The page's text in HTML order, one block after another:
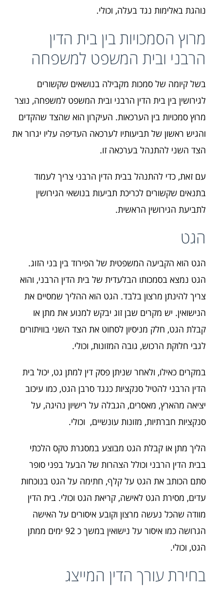
נוהגת באלימות נגד בעלה, וכולי.
מרוץ הסמכויות בין בית הדין
הרבני ובית המשפט למשפחה
בשל קיומה של סמכות מקבילה בנושאים שקשורים
לגירושין בין בית הדין הרבני ובית המשפט למשפחה, נוצר
מרוץ סמכויות בין הערכאות. העיקרון הוא שהצד שהקדים
והגיש ראשון של תביעותיו לערכאה העדיפה עליו יגרור את
הצד השני להתנהל בערכאה זו.
עם זאת, כדי להתנהל בבית הדין הרבני צריך לעמוד
בתנאים שקשורים לכריכת תביעות בנושאי הגירושין
לתביעת הגירושין הראשית.
הגט
הגט הוא הקביעה המשפטית של הפירוד בין בני הזוג.
הגט נמצא בסמכותו הבלעדית של בית הדין הרבני, והוא
צריך להינתן מרצון בלבד. הגט הוא ההליך שמסיים את
הנישואין. יש מקרים שבן זוג יבקש למנוע את מתן או
קבלת הגט, חלק מניסיון לסחוט את הצד השני בוויתורים
לגבי חלוקת הרכוש, גובה המזונות, וכולי.
במקרים כאילו, ולאחר שניתן פסק דין למתן גט, יכול בית
הדין הרבני להטיל סנקציות כנגד סרבן הגט, כמו עיכוב
יציאה מהארץ, מאסרים, הגבלה על רישיון נהיגה, על
סנקציות חברתיות, מזונות עונשיים, וכולי.
הליך מתן או קבלת הגט מבוצע במסגרת טקס הלכתי
בבית הדין הרבני וכולל הצהרות של הבעל בפני סופר
סתם הכותב את הגט על קלף, חתימה על הגט בנוכחות
עדים, מסירת הגט לאישה, קריאת הגט וכולי. בית הדין
מוודה שהכל נעשה מרצון וקובע איסורים על האישה
הגרושה כמו איסור על נישואין במשך כ 92 ימים ממתן
הגט, וכולי.
בחירת עורך הדין המייצג